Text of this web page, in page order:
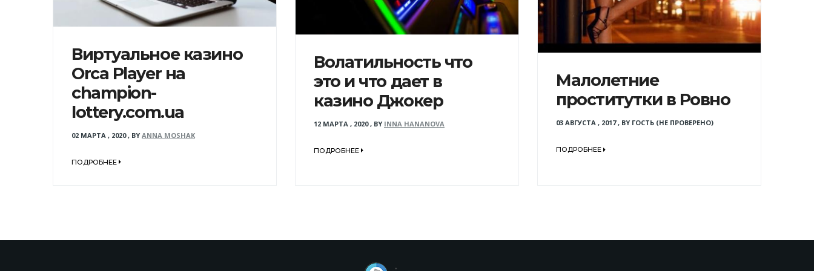
Виртуальное казино
Orca Player на
champion-
lottery.com.ua
02 МАРТА , 2020, BY ANNA MOSHAK
ПОДРОБНЕЕ
Волатильность что
это и что дает в
казино Джокер
12 МАРТА , 2020, BY INNA HANANOVA
ПОДРОБНЕЕ
Малолетние
проститутки в Ровно
03 АВГУСТА , 2017, BY ГОСТЬ (НЕ ПРОВЕРЕНО)
ПОДРОБНЕЕ